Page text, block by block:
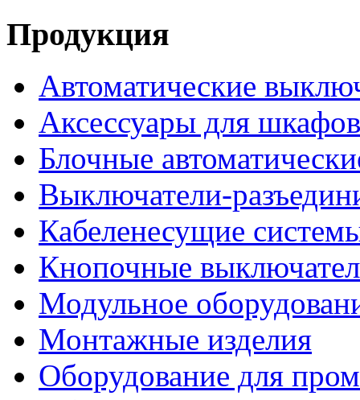
Продукция
Автоматические
Аксессуары для
Блочные
Выключатели-
Кабеленесущие
Кнопочные
Модульное
Монтажные изделия
Оборудование для